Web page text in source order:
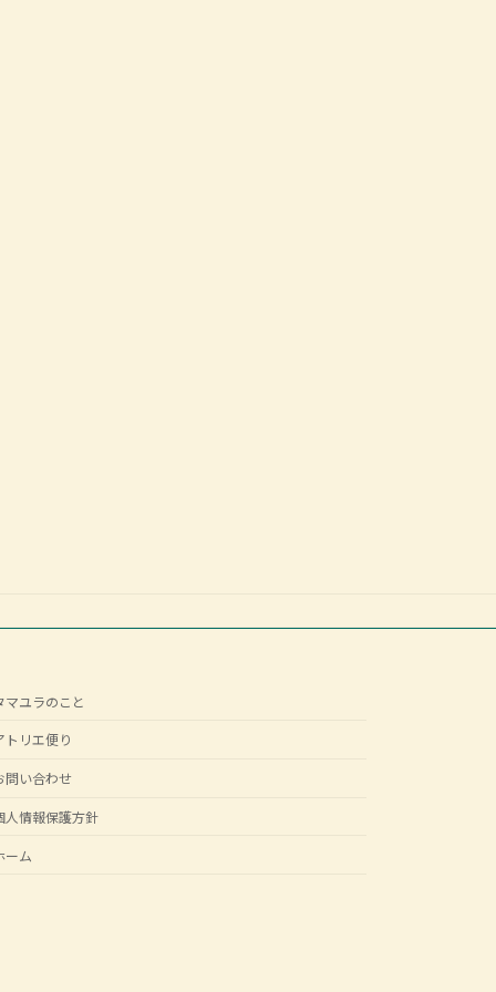
マユラのこと
トリエ便り
問い合わせ
人情報保護方針
ーム